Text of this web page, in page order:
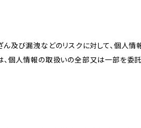
ん及び漏洩などのリスクに対して、個人
、個人情報の取扱いの全部又は一部を